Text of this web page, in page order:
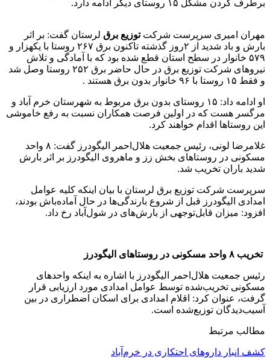
برطرف کردن مشکل ۱۵ روستای دیگر ادامه دارد.
مهران امیری سرپرست شرکت توزیع برق لرستان گفت: بر اثر
بارش و باد شدید از ۲روز گذشته تاکنون برق ۲۶۷ روستا با یکهزار و
۵۷۹ خانوار در سطح استان قطع شده بود که با آمادگی و تلاش
نیروهای شرکت توزیع برق در حال حاضر برق ۲۵۲ روستا وصل شد
و فقط ۱۵ روستا با ۹۶ خانوار بدون برق هستند .
او ادامه داد: ۱۵ روستای بدون برق مربوط به شهرستان خرم آباد و
مرگسر هست که در اولین فرصت همکاران نسبت به رفع خاموشی
این روستاها اقدام خواهند کرد.
غلامرضا لونی، رئیس جمعیت هلال‌احمر الیگودرز گفت: ۸ واحد
مسکونی در روستا‌های بخش زز و ماهروی الیگودرز بر اثر بارش
شدید باران تخریب شد.
سرپرست شرکت توزیع برق لرستان با بیان اینکه کلیه عوامل
امدادی الیگودرز قبل از شروع بارندگی‌ها در حال آماده‌باش بودند،
افزود: میزان قابل‌توجهی از بارش‌های در شول‌آباد رخ داد.
تخریب ۸ واحد مسکونی در روستا‌های الیگودرز
رئیس جمعیت هلال‌احمر الیگودرز با اشاره به اینکه واحد‌های
مسکونی تخریب‌شده توسط عوامل امدادی مورد ارزیابی قرار
گرفت، عنوان کرد: اقلام امدادی برای اسکان اضطراری در بین
آسیب‌دیدگان توزیع‌شده است.
مطالب مرتبط
کشف انبار داروهای احتکاری در خرم‌آباد